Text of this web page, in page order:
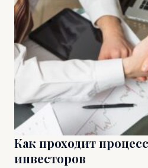
Как проходит
инвесторов